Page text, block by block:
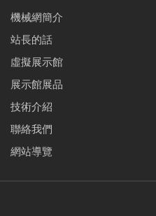
機械網簡介
站長的話
虛擬展示館
展示館展品
技術介紹
聯絡我們
網站導覽